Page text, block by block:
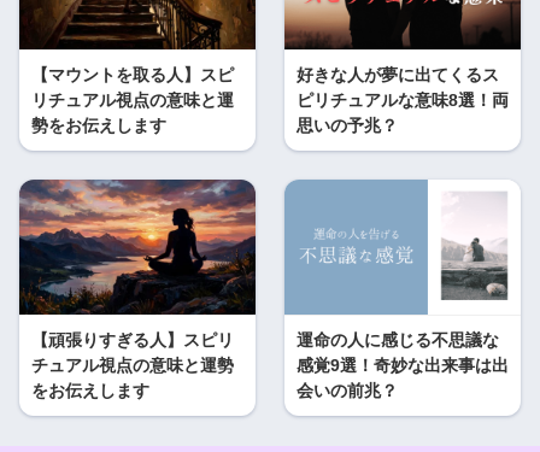
【マウントを取る人】スピ
リチュアル視点の意味と運
勢をお伝えします
好きな人が夢に出てくるス
ピリチュアルな意味8選！両
思いの予兆？
【頑張りすぎる人】スピリ
チュアル視点の意味と運勢
をお伝えします
運命の人に感じる不思議な
感覚9選！奇妙な出来事は出
会いの前兆？